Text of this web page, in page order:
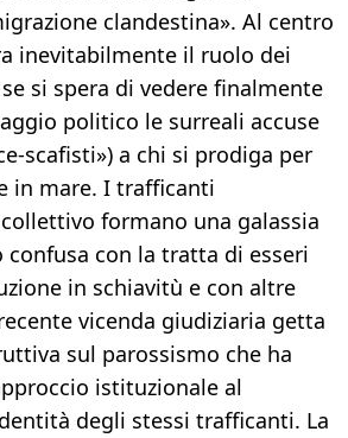
clandestina». Al centro
inevitabilmente il ruolo dei
si spera di vedere finalmente
politico le surreali accuse
scafisti») a chi si prodiga per
in mare. I trafficanti
formano una galassia
con la tratta di esseri
in schiavitù e con altre
vicenda giudiziaria getta
sul parossismo che ha
istituzionale al
degli stessi trafficanti. La